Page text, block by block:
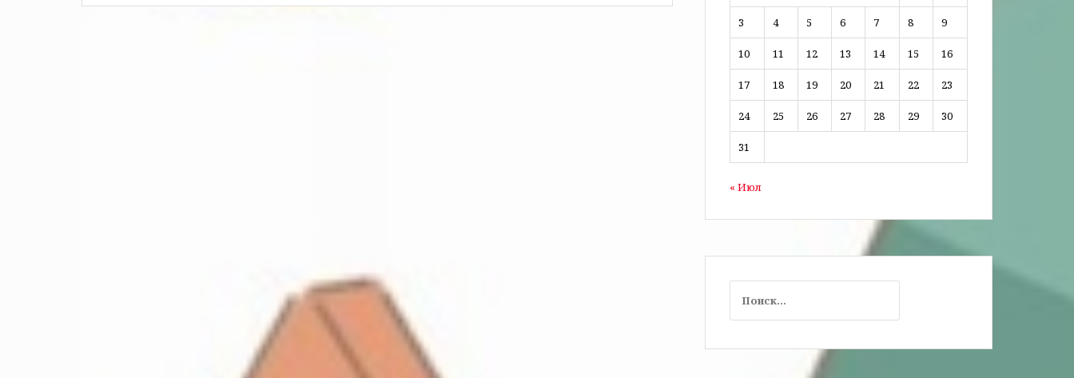
3 4 5 6 7 8 9
10 11 12 13 14 15 16
17 18 19 20 21 22 23
24 25 26 27 28 29 30
31
« Июл